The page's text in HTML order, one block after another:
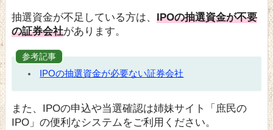
抽選資金が不足している方は、 IPOの抽選資金が不要
の証券会社があります。
参考記事
IPOの抽選資金が必要ない証券会社
また、IPOの申込や当選確認は姉妹サイト「庶民の
IPO」の便利なシステムをご利用ください。